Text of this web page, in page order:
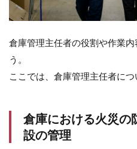
日本
倉庫
が開
講習
4.3
条件
を満
倉庫管理主任者の役割や作業
う。
ここでは、倉庫管理主任者につ
倉庫における火災の
設の管理